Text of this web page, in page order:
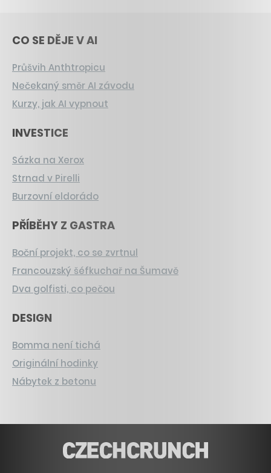
CO SE DĚJE V AI
Průšvih Anthtropicu
Nečekaný směr AI závodu
Kurzy, jak AI vypnout
INVESTICE
Sázka na Xerox
Strnad v Pirelli
Burzovní eldorádo
PŘÍBĚHY Z GASTRA
Boční projekt, co se zvrtnul
Francouzský šéfkuchař na Šumavě
Dva golfisti, co pečou
DESIGN
Bomma není tichá
Originální hodinky
Nábytek z betonu